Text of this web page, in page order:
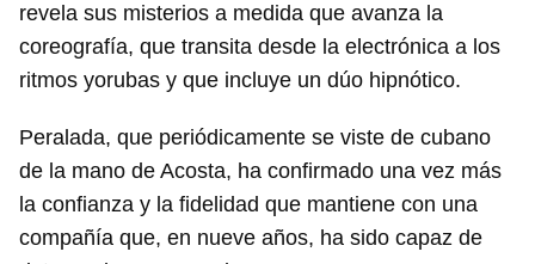
CANCELAR
revela sus misterios a medida que avanza la
coreografía, que transita desde la electrónica a los
ritmos yorubas y que incluye un dúo hipnótico.
Peralada, que periódicamente se viste de cubano
de la mano de Acosta, ha confirmado una vez más
la confianza y la fidelidad que mantiene con una
compañía que, en nueve años, ha sido capaz de